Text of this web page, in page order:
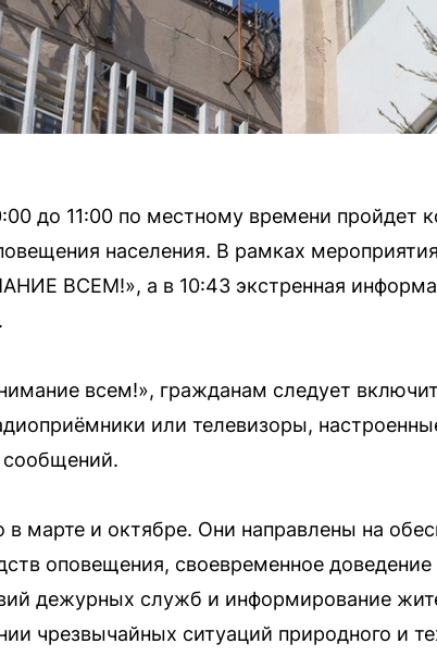
до 11:00 по местному времени пройдет
населения. В рамках
ВСЕМ!», а в 10:43 экстренная
всем!», гражданам следует
или телевизоры,
сообщений.
марте и октябре. Они направлены на
оповещения, своевременное
дежурных служб и информирование
чрезвычайных ситуаций природного и